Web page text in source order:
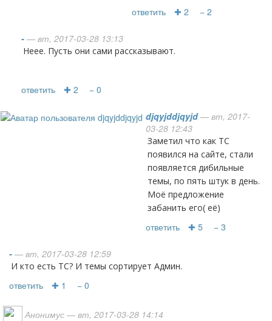
ответить ✚ 2 − 2
- — вт, 2017-03-28 13:13
Неее. Пусть они сами рассказывают.
ответить ✚ 2 − 0
djqyjddjqyjd— вт, 2017-
03-28 12:43
Заметил что как ТС
появился на сайте, стали
появляется дибильные
темы, по пять штук в день.
Моё предложение
забанить его( её)
ответить ✚ 5 − 3
- — вт, 2017-03-28 12:59
И кто есть ТС? И темы сортирует Админ.
ответить ✚ 1 − 0
Анонимус — вт, 2017-03-28 14:14